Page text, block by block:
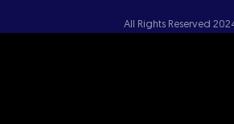
All Rights Reserved